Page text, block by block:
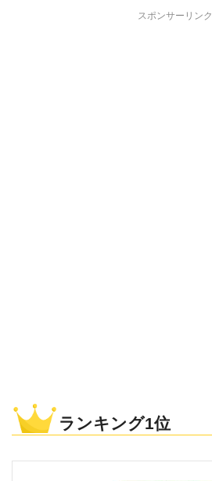
スポンサーリンク
ランキング1位